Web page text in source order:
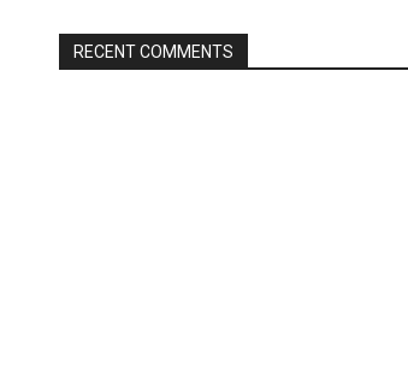
RECENT COMMENTS